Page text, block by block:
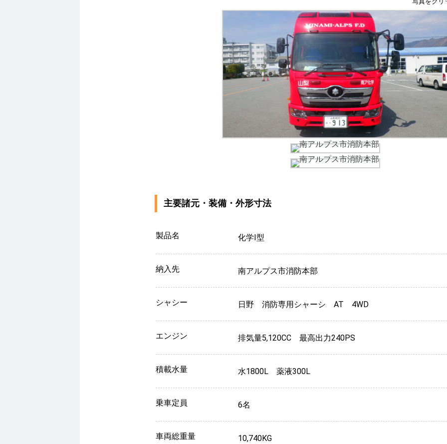
主要諸元・装備・外形寸法
製品名 化学Ⅰ型
納入先 南アルプス市消防本部
シャシー 日野 消防専用シャーシ AT 4WD
エンジン 排気量5,120CC 最高出力240PS
積載水量 水1800L 薬液300L
乗車定員 6名
車両総重量 10,740KG